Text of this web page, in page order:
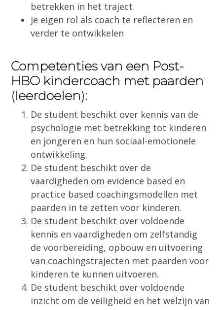
betrekken in het traject
je eigen rol als coach te reflecteren en
verder te ontwikkelen
Competenties van een Post-
HBO kindercoach met paarden
(leerdoelen):
De student beschikt over kennis van de
psychologie met betrekking tot kinderen
en jongeren en hun sociaal-emotionele
ontwikkeling.
De student beschikt over de
vaardigheden om evidence based en
practice based coachingsmodellen met
paarden in te zetten voor kinderen.
De student beschikt over voldoende
kennis en vaardigheden om zelfstandig
de voorbereiding, opbouw en uitvoering
van coachingstrajecten met paarden voor
kinderen te kunnen uitvoeren.
De student beschikt over voldoende
inzicht om de veiligheid en het welzijn van